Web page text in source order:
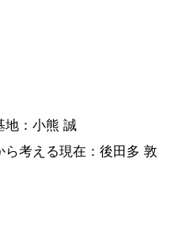
：小熊 誠
考える現在：後田多 敦